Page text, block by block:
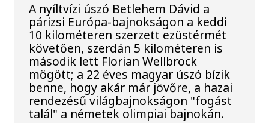
A nyíltvízi úszó Betlehem Dávid a
párizsi Európa-bajnokságon a keddi
10 kilométeren szerzett ezüstérmét
követően, szerdán 5 kilométeren is
második lett Florian Wellbrock
mögött; a 22 éves magyar úszó bízik
benne, hogy akár már jövőre, a hazai
rendezésű világbajnokságon "fogást
talál" a németek olimpiai bajnokán.